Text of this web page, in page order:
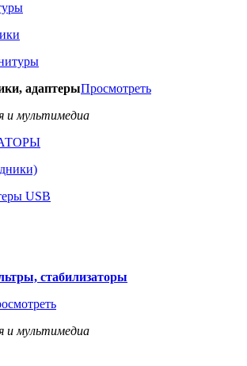
адаптерыПросмотреть
и мультимедиа
USB
стабилизаторы
и мультимедиа